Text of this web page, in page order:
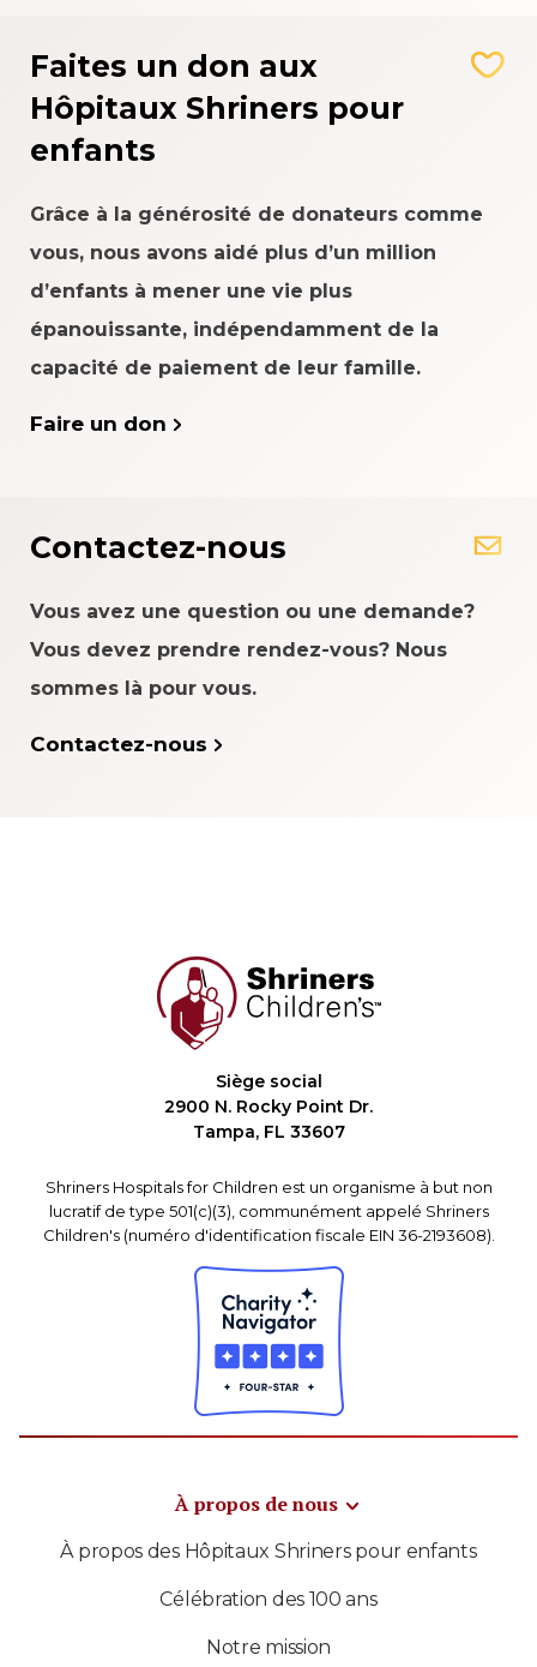
Faites un don aux
Hôpitaux Shriners pour
enfants
Grâce à la générosité de donateurs comme
vous, nous avons aidé plus d’un million
d’enfants à mener une vie plus
épanouissante, indépendamment de la
capacité de paiement de leur famille.
Faire un don
Contactez-nous
Vous avez une question ou une demande?
Vous devez prendre rendez-vous? Nous
sommes là pour vous.
Contactez-nous
Siège social
2900 N. Rocky Point Dr.
Tampa, FL 33607
Shriners Hospitals for Children est un organisme à but non
lucratif de type 501(c)(3), communément appelé Shriners
Children's (numéro d'identification fiscale EIN 36-2193608).
À propos de nous
À propos des Hôpitaux Shriners pour enfants
Célébration des 100 ans
Notre mission